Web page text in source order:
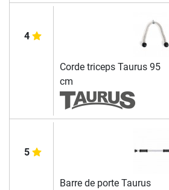
4
Corde triceps Taurus 95
cm
5
Barre de porte Taurus